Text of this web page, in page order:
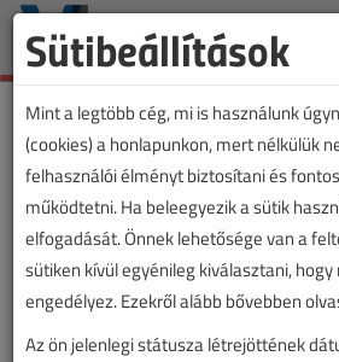
Sütibeállítások
Mint a legtöbb cég, mi is használunk
(cookies) a honlapunkon, mert nélkülük
felhasználói élményt biztosítani és
működtetni. Ha beleegyezik a sütik
elfogadását. Önnek lehetősége van a
sütiken kívül egyénileg kiválasztani,
engedélyez. Ezekről alább bővebben
Az ön jelenlegi státusza létrejöttének